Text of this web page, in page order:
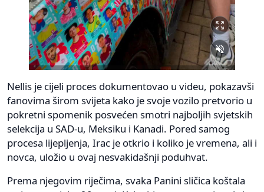
Nellis je cijeli proces dokumentovao u videu, pokazavši
fanovima širom svijeta kako je svoje vozilo pretvorio u
pokretni spomenik posvećen smotri najboljih svjetskih
selekcija u SAD-u, Meksiku i Kanadi. Pored samog
procesa lijepljenja, Irac je otkrio i koliko je vremena, ali i
novca, uložio u ovaj nesvakidašnji poduhvat.
Prema njegovim riječima, svaka Panini sličica koštala